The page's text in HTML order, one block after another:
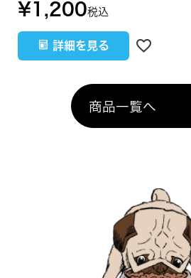
¥1,200税込
詳細を見る
商品一覧へ